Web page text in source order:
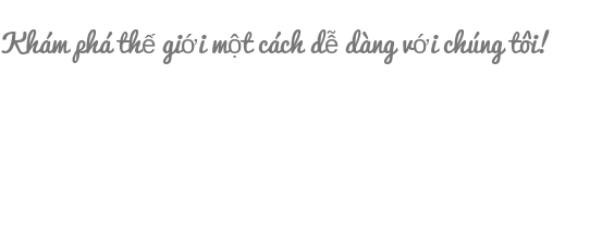
Khám phá thế giới một cách dễ dàng với chúng tôi!